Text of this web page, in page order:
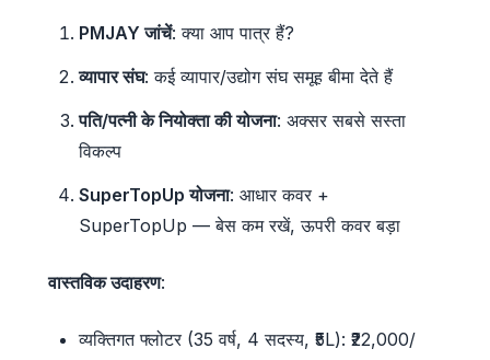
PMJAY जांचें: क्या आप पात्र हैं?
व्यापार संघ: कई व्यापार/उद्योग संघ समूह बीमा देते हैं
पति/पत्नी के नियोक्ता की योजना: अक्सर सबसे सस्ता
विकल्प
SuperTopUp योजना: आधार कवर +
SuperTopUp — बेस कम रखें, ऊपरी कवर बड़ा
वास्तविक उदाहरण:
व्यक्तिगत फ्लोटर (35 वर्ष, 4 सदस्य, ₹5L): ₹22,000/